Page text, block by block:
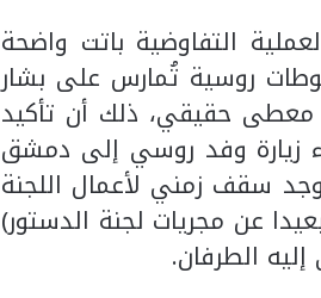
التفاوضية باتت واضحة
روسية تُمارس على بشار
معطى حقيقي، ذلك أن تأكيد
زيارة وفد روسي إلى دمشق
سقف زمني لأعمال اللجنة
عن مجريات لجنة الدستور)
الطرفان.